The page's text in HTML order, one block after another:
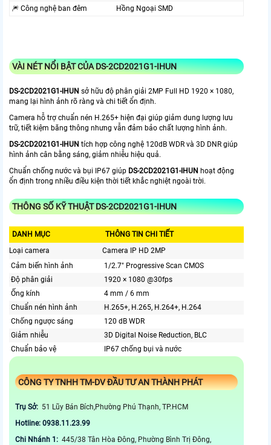
🎆 Công nghệ ban đêm
Hồng Ngoại SMD
VÀI NÉT NỔI BẬT CỦA DS-2CD2021G1-IHUN
DS-2CD2021G1-IHUN sở hữu độ phân giải 2MP Full HD 1920 × 1080,
mang lại hình ảnh rõ ràng và chi tiết ổn định.
Camera hỗ trợ chuẩn nén H.265+ hiện đại giúp giảm dung lượng lưu
trữ, tiết kiệm băng thông nhưng vẫn đảm bảo chất lượng hình ảnh.
DS-2CD2021G1-IHUN tích hợp công nghệ 120dB WDR và 3D DNR giúp
hình ảnh cân bằng sáng, giảm nhiễu hiệu quả.
Chuẩn chống nước và bụi IP67 giúp DS-2CD2021G1-IHUN hoạt động
ổn định trong nhiều điều kiện thời tiết khắc nghiệt ngoài trời.
THÔNG SỐ KỸ THUẬT DS-2CD2021G1-IHUN
DANH MỤC
THÔNG TIN CHI TIẾT
Loại camera
Camera IP HD 2MP
Cảm biến hình ảnh
1/2.7" Progressive Scan CMOS
Độ phân giải
1920 × 1080 @30fps
Ống kính
4 mm / 6 mm
Chuẩn nén hình ảnh
H.265+, H.265, H.264+, H.264
Chống ngược sáng
120 dB WDR
Giảm nhiễu
3D Digital Noise Reduction, BLC
Chuẩn bảo vệ
IP67 chống bụi và nước
CÔNG TY TNHH TM-DV ĐẦU TƯ AN THÀNH PHÁT
Trụ Sở: 51 Lũy Bán Bích,Phường Phú Thạnh, TP.HCM
Hotline: 0938.11.23.99
Chi Nhánh 1: 445/38 Tân Hòa Đông, Phường Bình Trị Đông,